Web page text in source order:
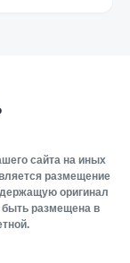
сайта на иных
размещение
оригинал
быть размещена в